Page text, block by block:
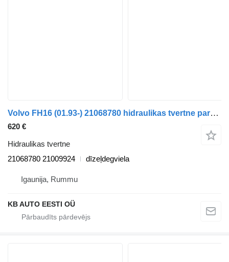
Volvo FH16 (01.93-) 21068780 hidraulikas tvertne paredzēts Volvo FH12, FH16, NH12, FH, VNL780 (1993-2014) vilcēja
620 €
Hidraulikas tvertne
21068780 21009924
dīzeļdegviela
Igaunija, Rummu
KB AUTO EESTI OÜ